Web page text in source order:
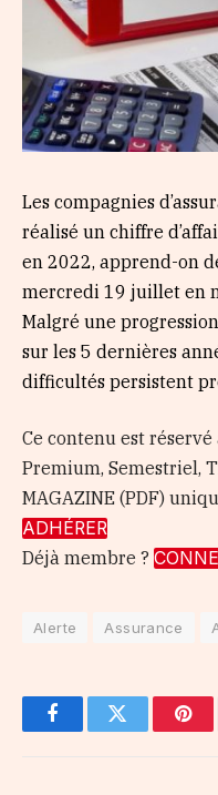
Les compagnies
réalisé un chiffre
en 2022, apprend-on
mercredi 19 juillet en
Malgré une
sur les 5 dernières
difficultés persistent
Ce contenu est
Premium, Semestriel,
MAGAZINE (PDF)
ADHÉRER
Déjà membre ?
Alerte Assurance
FacebookTwitter